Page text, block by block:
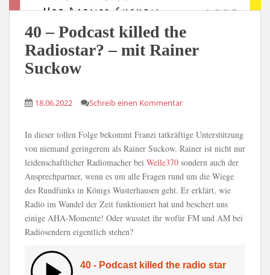
40 – Podcast killed the
Radiostar? – mit Rainer
Suckow
18.06.2022 Schreib einen Kommentar
In dieser tollen Folge bekommt Franzi tatkräftige Unterstützung
von niemand geringerem als Rainer Suckow. Rainer ist nicht nur
leidenschaftlicher Radiomacher bei Welle370 sondern auch der
Ansprechpartner, wenn es um alle Fragen rund um die Wiege
des Rundfunks in Königs Wusterhausen geht. Er erklärt, wie
Radio im Wandel der Zeit funktioniert hat und beschert uns
einige AHA-Momente! Oder wusstet ihr wofür FM und AM bei
Radiosendern eigentlich stehen?